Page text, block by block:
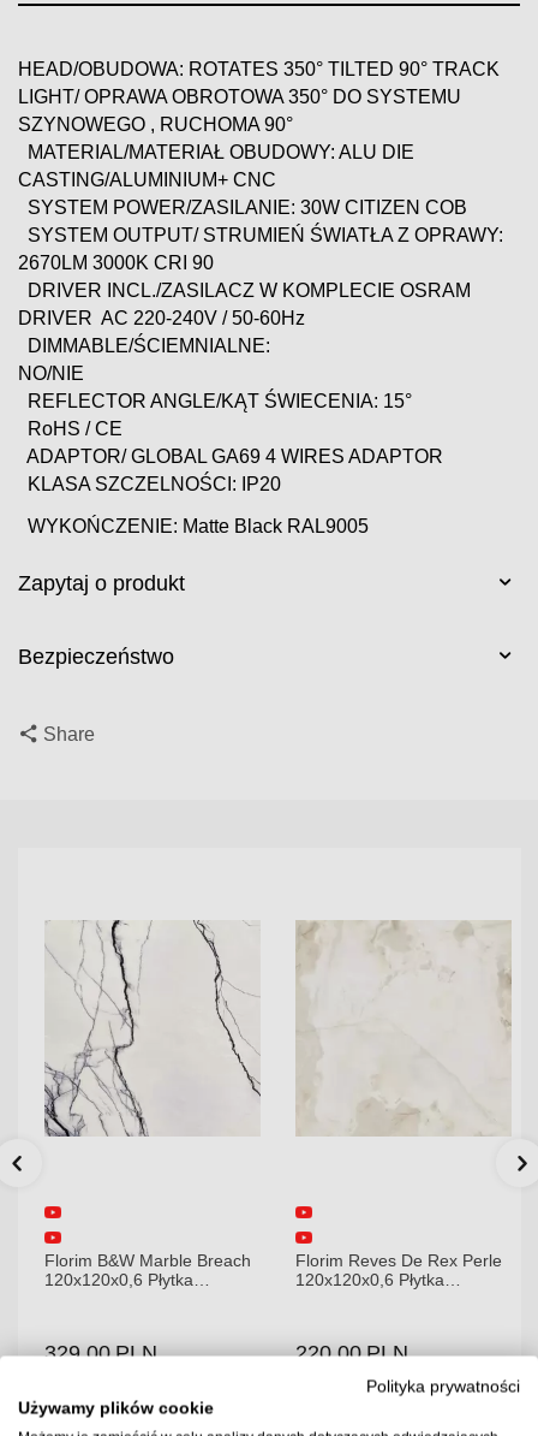
HEAD/OBUDOWA: ROTATES 350° TILTED 90° TRACK
LIGHT/ OPRAWA OBROTOWA 350° DO SYSTEMU
SZYNOWEGO , RUCHOMA 90°
MATERIAL/MATERIAŁ OBUDOWY: ALU DIE
CASTING/ALUMINIUM+ CNC
SYSTEM POWER/ZASILANIE: 30W CITIZEN COB
SYSTEM OUTPUT/ STRUMIEŃ ŚWIATŁA Z OPRAWY:
2670LM 3000K CRI 90
DRIVER INCL./ZASILACZ W KOMPLECIE OSRAM
DRIVER AC 220-240V / 50-60Hz
DIMMABLE/ŚCIEMNIALNE:
NO/NIE
REFLECTOR ANGLE/KĄT ŚWIECENIA: 15°
RoHS / CE
ADAPTOR/ GLOBAL GA69 4 WIRES ADAPTOR
KLASA SZCZELNOŚCI: IP20
WYKOŃCZENIE: Matte Black RAL9005
Zapytaj o produkt
Bezpieczeństwo
Share
Florim B&W Marble Breach
120x120x0,6 Płytka
329.00 PLN
Cena za paczkę:
947.52 PLN
Florim Reves De Rex Perle
120x120x0,6 Płytka
220.00 PLN
Ilość m2 w paczce 2.88
633.6 PLN
Polityka prywatności
Używamy plików cookie